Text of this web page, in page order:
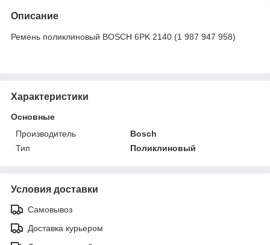
Описание
Ремень поликлиновый BOSCH 6PK 2140 (1 987 947 958)
Характеристики
Основные
Производитель
Bosch
Тип
Поликлиновый
Условия доставки
Самовывоз
Доставка курьером